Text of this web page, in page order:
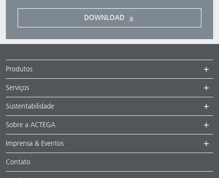
DOWNLOAD
Produtos
Serviços
Sustentabilidade
Sobre a ACTEGA
Imprensa & Eventos
Contato